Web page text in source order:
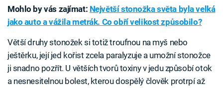
Mohlo by vás zajímat: Největší stonožka světa byla velká
jako auto a vážila metrák. Co obří velikost způsobilo?
Větší druhy stonožek si totiž troufnou na myš nebo
ještěrku, její jed kořist zcela paralyzuje a umožní stonožce
ji snadno pozřít. U větších tvorů toxiny v jedu způsobí otok
a nesnesitelnou bolest, kterou dospělý člověk protrpí až